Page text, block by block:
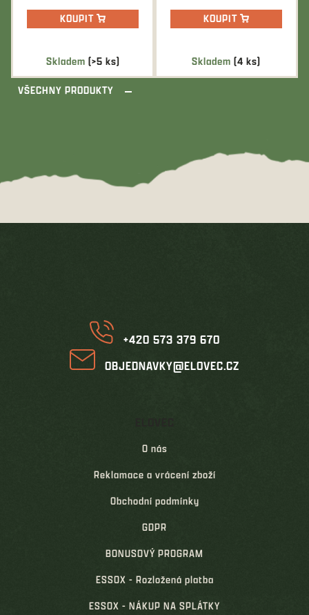
Skladem (>5 ks)
KOUPIT
Skladem (4 ks)
KOUPIT
VŠECHNY PRODUKTY
+420 573 379 670
OBJEDNAVKY@ELOVEC.CZ
O nás
Reklamace a vrácení zboží
Obchodní podmínky
GDPR
BONUSOVÝ PROGRAM
ESSOX - Rozložená platba
ESSOX - NÁKUP NA SPLÁTKY